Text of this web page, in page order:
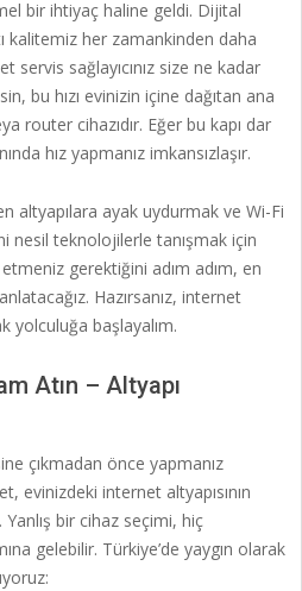
bir ihtiyaç haline geldi. Dijital
kalitemiz her zamankinden daha
sağlayıcınız size ne kadar
bu hızı evinizin içine dağıtan ana
router cihazıdır. Eğer bu kapı dar
hız yapmanız imkansızlaşır.
altyapılara ayak uydurmak ve Wi-Fi
nesil teknolojilerle tanışmak için
gerektiğini adım adım, en
Hazırsanız, internet
yolculuğa başlayalım.
Atın – Altyapı
çıkmadan önce yapmanız
evinizdeki internet altyapısının
bir cihaz seçimi, hiç
gelebilir. Türkiye’de yaygın olarak